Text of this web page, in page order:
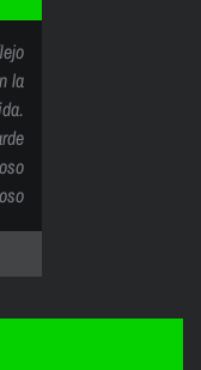
la